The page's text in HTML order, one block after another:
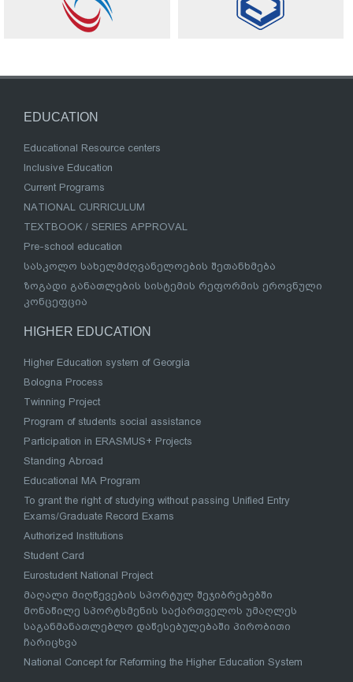
EDUCATION
Educational Resource centers
Inclusive Education
Current Programs
NATIONAL CURRICULUM
TEXTBOOK / SERIES APPROVAL
Pre-school education
სასკოლო სახელმძღვანელოების შეთანხმება
ზოგადი განათლების სისტემის რეფორმის ეროვნული
კონცეფცია
HIGHER EDUCATION
Higher Education system of Georgia
Bologna Process
Twinning Project
Program of students social assistance
Participation in ERASMUS+ Projects
Standing Abroad
Educational MA Program
To grant the right of studying without passing Unified Entry
Exams/Graduate Record Exams
Authorized Institutions
Student Card
Eurostudent National Project
მაღალი მიღწევების სპორტულ შეჯიბრებებში
მონაწილე სპორტსმენის საქართველოს უმაღლეს
საგანმანათლებლო დაწესებულებაში პირობითი
ჩარიცხვა
National Concept for Reforming the Higher Education System